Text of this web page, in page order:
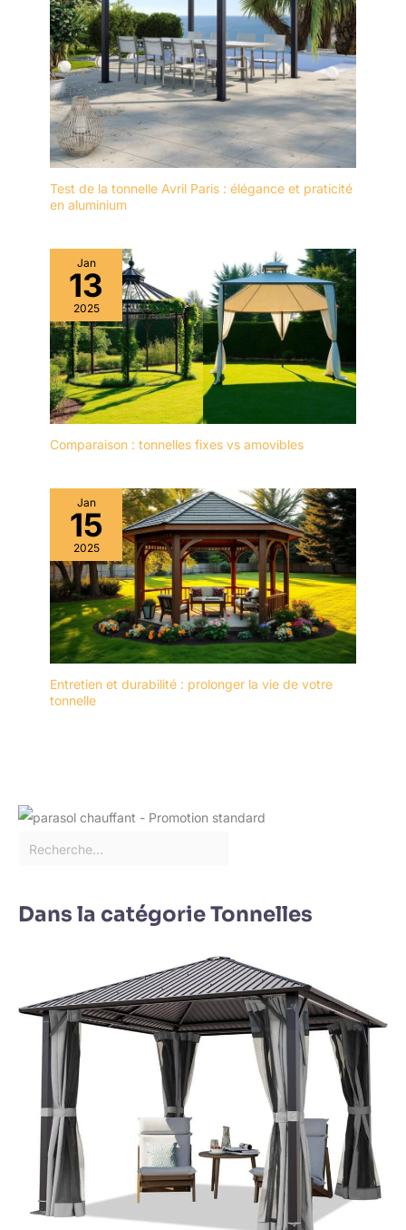
Test de la tonnelle Avril Paris : élégance et praticité
en aluminium
Jan
13
2025
Comparaison : tonnelles fixes vs amovibles
Jan
15
2025
Entretien et durabilité : prolonger la vie de votre
tonnelle
Dans la catégorie Tonnelles